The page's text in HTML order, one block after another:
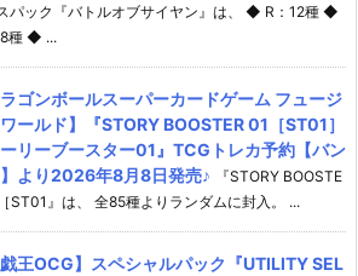
パック『バトルオブサイヤン』は、 ◆ R：12種 ◆
種 ◆ ...
ラゴンボールスーパーカードゲーム フュージ
ールド】『STORY BOOSTER 01［ST01］
リーブースター01』TCGトレカ予約【バン
より2026年8月8日発売♪
『STORY BOOSTE
ST01』は、 全85種よりランダムに封入。 ...
戯王OCG】スペシャルパック『UTILITY SEL